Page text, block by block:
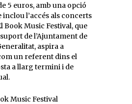
5 euros, amb una opció
inclou l’accés als concerts
Book Music Festival, que
de l’Ajuntament de
aspira a
un referent dins el
a llarg termini i de
Music Festival